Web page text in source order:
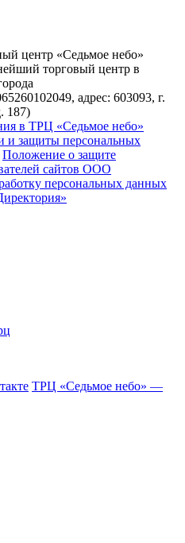
центр «Седьмое небо»
торговый центр в
адрес: 603093, г.
187)
в ТРЦ «Седьмое небо»
и защиты персональных
Положение о защите
сайтов ООО
персональных данных
ТРЦ «Седьмое небо» —